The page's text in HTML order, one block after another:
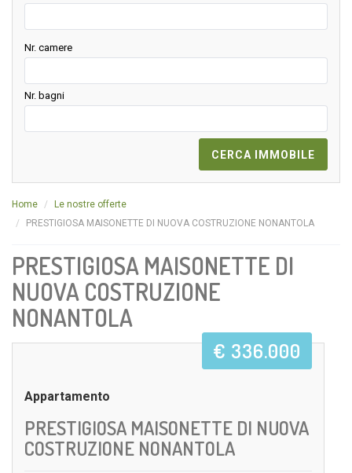
Nr. camere
Nr. bagni
Home
Le nostre offerte
PRESTIGIOSA MAISONETTE DI NUOVA COSTRUZIONE NONANTOLA
PRESTIGIOSA MAISONETTE DI
NUOVA COSTRUZIONE
NONANTOLA
Appartamento
PRESTIGIOSA MAISONETTE DI NUOVA
COSTRUZIONE NONANTOLA
€ 336.000